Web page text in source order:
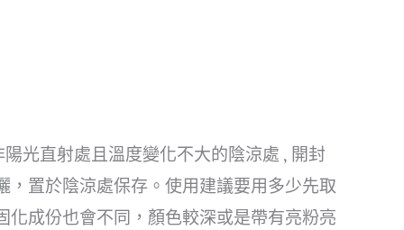
光直射處且溫度變化不大的陰涼處 , 開封
置於陰涼處保存。使用建議要用多少先取
成份也會不同，顏色較深或是帶有亮粉亮